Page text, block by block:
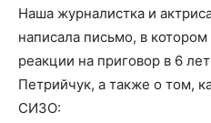
Наша журналистка и
написала письмо, в котором
реакции на приговор в 6
Петрийчук, а также о том,
СИЗО: